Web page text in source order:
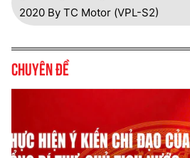
2020 By TC Motor (VPL-S2)
Chuyên đề